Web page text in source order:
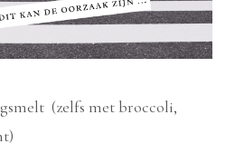
(zelfs met broccoli,